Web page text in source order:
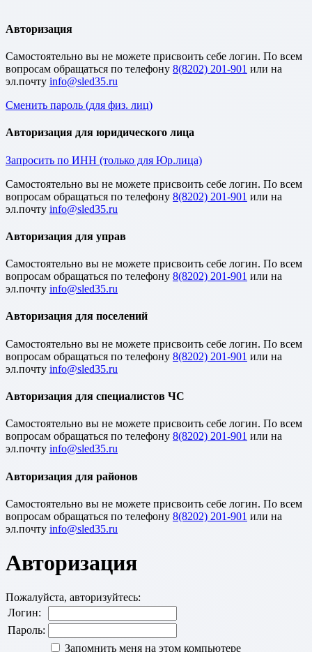
Авторизация
Cамостоятельно вы не можете присвоить себе логин. По всем
вопросам обращаться по телефону 8(8202) 201-901 или на
эл.почту
Сменить пароль (для физ. лиц)
Авторизация для юридического лица
Запросить по ИНН (только для Юр.лица)
Cамостоятельно вы не можете присвоить себе логин. По всем
вопросам обращаться по телефону 8(8202) 201-901 или на
эл.почту
Авторизация для управ
Cамостоятельно вы не можете присвоить себе логин. По всем
вопросам обращаться по телефону 8(8202) 201-901 или на
эл.почту
Авторизация для поселений
Cамостоятельно вы не можете присвоить себе логин. По всем
вопросам обращаться по телефону 8(8202) 201-901 или на
эл.почту
Авторизация для специалистов ЧС
Cамостоятельно вы не можете присвоить себе логин. По всем
вопросам обращаться по телефону 8(8202) 201-901 или на
эл.почту
Авторизация для районов
Cамостоятельно вы не можете присвоить себе логин. По всем
вопросам обращаться по телефону 8(8202) 201-901 или на
эл.почту
Авторизация
Пожалуйста, авторизуйтесь:
Логин:
Пароль:
Запомнить меня на этом компьютере